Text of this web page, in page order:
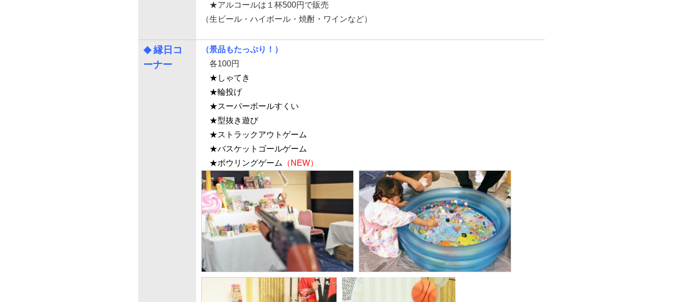
★アルコールは１杯500円で販売
（生ビール・ハイボール・焼酎・ワインなど）
◆ 縁日コ
ーナー
（景品もたっぷり！ ）
各100円
★しゃてき
★輪投げ
★スーパーボールすくい
★型抜き遊び
★ストラックアウトゲーム
★バスケットゴールゲーム
★ボウリングゲーム
（NEW）